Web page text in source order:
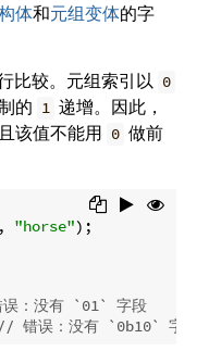
体和元组变体的字
比较。元组索引以 0
的 1 递增。因此，
该值不能用 0 做前
, "horse"
：没有 `01` 字段
// 错误：没有 `0b10` 字段